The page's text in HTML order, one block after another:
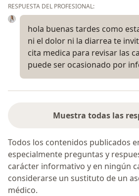
RESPUESTA DEL PROFESIONAL:
hola buenas tardes como
ni el dolor ni la diarrea te
cita medica para revisar las
puede ser ocasionado por
Muestra todas las
Todos los contenidos publicados
especialmente preguntas y
carácter informativo y en ningún
considerarse un sustituto de un
médico.